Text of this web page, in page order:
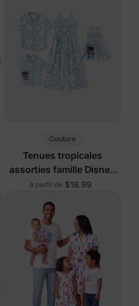
Couture
Tenues tropicales
assorties famille Disney
bleu clair
à partir de $18.99